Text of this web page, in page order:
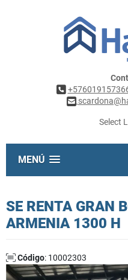
Select
MENÚ
SE RENTA GRAN
ARMENIA 1300 H
Código: 10002303